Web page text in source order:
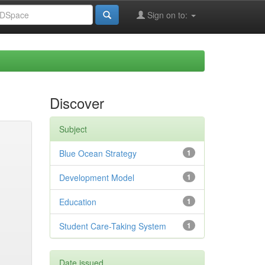
Sign on to:
Discover
Subject
1
Blue Ocean Strategy
1
Development Model
1
Education
1
Student Care-Taking System
Date issued